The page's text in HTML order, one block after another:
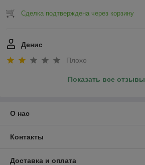
Сделка подтверждена через корзину
Денис
Плохо
Показать все отзывы
О нас
Контакты
Доставка и оплата